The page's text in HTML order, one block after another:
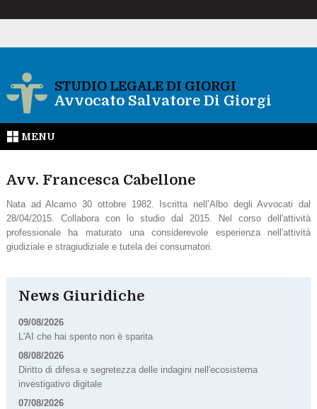
STUDIO LEGALE DI GIORGI
Avvocato Salvatore Di Giorgi
MENU
Avv. Francesca Cabellone
Nata ad Alcamo 30 ottobre 1982. Iscritta nell’Albo degli Avvocati dal
28/04/2015. Collabora con lo studio dal 2015. Nel corso dell'attività
professionale ha maturato una considerevole esperienza nell'attività
giudiziale e stragiudiziale e tutela dei consumatori.
News Giuridiche
09/08/2026
L'AI che hai spento non è sparita
08/08/2026
Diritto di difesa e segretezza delle indagini nell'ecosistema
investigativo digitale
07/08/2026